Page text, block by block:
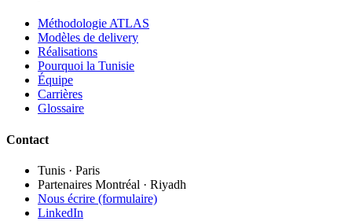
Méthodologie ATLAS
Modèles de delivery
Réalisations
Pourquoi la Tunisie
Équipe
Carrières
Glossaire
Contact
Tunis · Paris
Partenaires Montréal · Riyadh
Nous écrire (formulaire)
LinkedIn